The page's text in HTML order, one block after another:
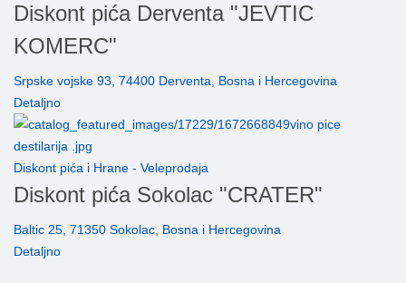
Diskont pića Derventa "JEVTIC
KOMERC"
Srpske vojske 93, 74400 Derventa, Bosna i Hercegovina
Detaljno
Diskont pića i Hrane - Veleprodaja
Diskont pića Sokolac "CRATER"
Baltic 25, 71350 Sokolac, Bosna i Hercegovina
Detaljno